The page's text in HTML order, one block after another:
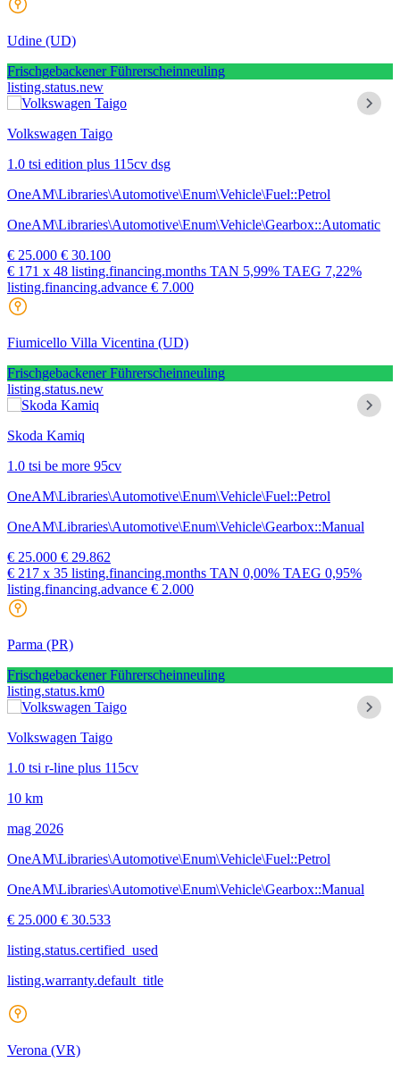
Udine (UD)
Frischgebackener Führerscheinneuling
listing.status.new
Volkswagen Taigo
1.0 tsi edition plus 115cv dsg
OneAM\Libraries\Automotive\Enum\Vehicle\Fuel::Petrol
OneAM\Libraries\Automotive\Enum\Vehicle\Gearbox::Automatic
€ 25.000 € 30.100
€ 171 x 48 listing.financing.months TAN 5,99% TAEG 7,22%
listing.financing.advance € 7.000
Fiumicello Villa Vicentina (UD)
Frischgebackener Führerscheinneuling
listing.status.new
Skoda Kamiq
1.0 tsi be more 95cv
OneAM\Libraries\Automotive\Enum\Vehicle\Fuel::Petrol
OneAM\Libraries\Automotive\Enum\Vehicle\Gearbox::Manual
€ 25.000 € 29.862
€ 217 x 35 listing.financing.months TAN 0,00% TAEG 0,95%
listing.financing.advance € 2.000
Parma (PR)
Frischgebackener Führerscheinneuling
listing.status.km0
Volkswagen Taigo
1.0 tsi r-line plus 115cv
10 km
mag 2026
OneAM\Libraries\Automotive\Enum\Vehicle\Fuel::Petrol
OneAM\Libraries\Automotive\Enum\Vehicle\Gearbox::Manual
€ 25.000 € 30.533
listing.status.certified_used
listing.warranty.default_title
Verona (VR)